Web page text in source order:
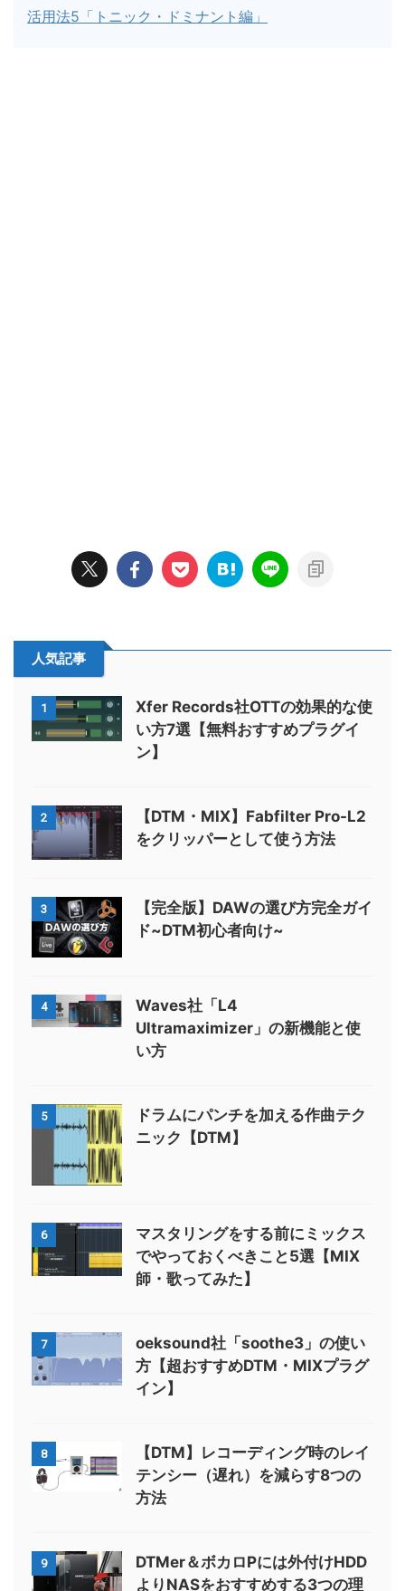
活用法5「トニック・ドミナント編」
人気記事
1
Xfer Records社OTTの効果的な使
い方7選【無料おすすめプラグイ
ン】
2
【DTM・MIX】Fabfilter Pro-L2
をクリッパーとして使う方法
3
【完全版】DAWの選び方完全ガイ
ド~DTM初心者向け~
4
Waves社「L4
Ultramaximizer」の新機能と使
い方
5
ドラムにパンチを加える作曲テク
ニック【DTM】
6
マスタリングをする前にミックス
でやっておくべきこと5選【MIX
師・歌ってみた】
7
oeksound社「soothe3」の使い
方【超おすすめDTM・MIXプラグ
イン】
8
【DTM】レコーディング時のレイ
テンシー（遅れ）を減らす8つの
方法
9
DTMer＆ボカロPには外付けHDD
よりNASをおすすめする3つの理